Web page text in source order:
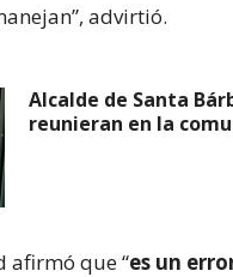
advirtió.
Alcalde de Santa
reunieran en la
afirmó que “es un